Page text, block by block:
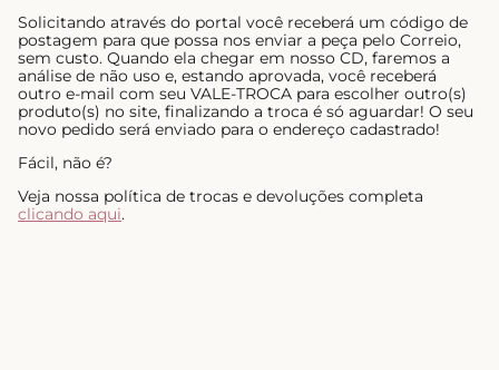
Solicitando através do portal você receberá um código de
postagem para que possa nos enviar a peça pelo Correio,
sem custo. Quando ela chegar em nosso CD, faremos a
análise de não uso e, estando aprovada, você receberá
outro e-mail com seu VALE-TROCA para escolher outro(s)
produto(s) no site, finalizando a troca é só aguardar! O seu
novo pedido será enviado para o endereço cadastrado!
Fácil, não é?
Veja nossa política de trocas e devoluções completa
clicando aqui.